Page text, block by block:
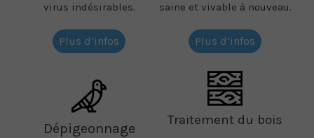
virus indésirables.
Plus d’infos
saine et vivable à nouveau.
Plus d’infos
Dépigeonnage
Traitement du bois